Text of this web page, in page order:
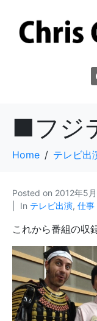
■フジ
Home テレビ出
Posted on 2012年5
In テレビ出演, 仕事
これから番組の収